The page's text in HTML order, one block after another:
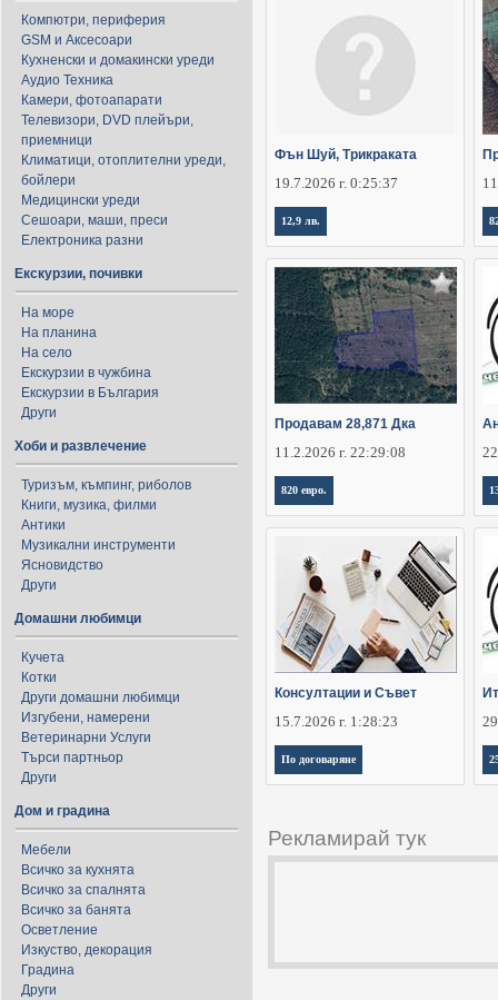
Компютри, периферия
GSM и Аксесоари
Кухненски и домакински уреди
Аудио Техника
Камери, фотоапарати
Телевизори, DVD плейъри,
приемници
Климатици, отоплителни уреди,
бойлери
Медицински уреди
Сешоари, маши, преси
Електроника разни
Екскурзии, почивки
На море
На планина
На село
Екскурзии в чужбина
Екскурзии в България
Други
Хоби и развлечение
Туризъм, къмпинг, риболов
Книги, музика, филми
Антики
Музикални инструменти
Ясновидство
Други
Домашни любимци
Кучета
Котки
Други домашни любимци
Изгубени, намерени
Ветеринарни Услуги
Търси партньор
Други
Дом и градина
Мебели
Всичко за кухнята
Всичко за спалнята
Всичко за банята
Осветление
Изкуство, декорация
Градина
Други
Фън Шуй, Трикраката
19.7.2026 г. 0:25:37
12,9 лв.
Продавам 28,871 Дка
11.2.2026 г. 22:29:08
820 евро.
Консултации и Съвет
15.7.2026 г. 1:28:23
По договаряне
Рекламирай тук